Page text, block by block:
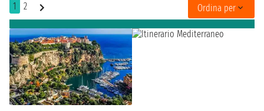
1 2 Ordina per